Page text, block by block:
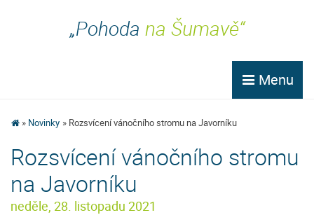
„Pohoda na Šumavě“
Menu
Novinky Rozsvícení vánočního stromu na Javorníku
Rozsvícení vánočního stromu
na Javorníku
neděle, 28. listopadu 2021